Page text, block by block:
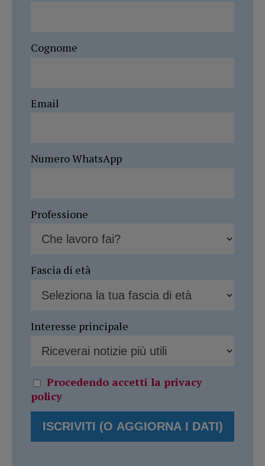
Cognome
Email
Numero WhatsApp
Professione
Fascia di età
Interesse principale
Procedendo accetti la privacy
policy